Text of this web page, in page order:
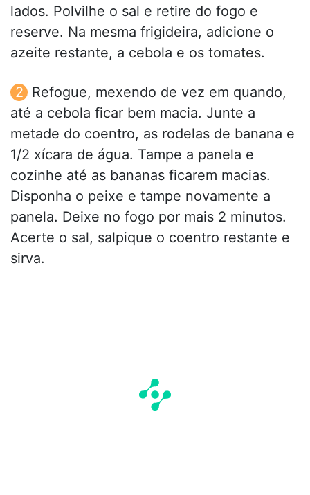
lados. Polvilhe o sal e retire do fogo e
reserve. Na mesma frigideira, adicione o
azeite restante, a cebola e os tomates.
Refogue, mexendo de vez em quando,
até a cebola ficar bem macia. Junte a
metade do coentro, as rodelas de banana e
1/2 xícara de água. Tampe a panela e
cozinhe até as bananas ficarem macias.
Disponha o peixe e tampe novamente a
panela. Deixe no fogo por mais 2 minutos.
Acerte o sal, salpique o coentro restante e
sirva.